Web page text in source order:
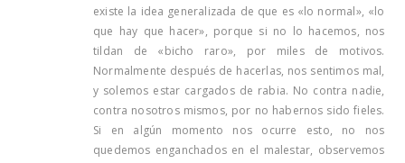
existe la idea generalizada de que es «lo normal», «lo
que hay que hacer», porque si no lo hacemos, nos
tildan de «bicho raro», por miles de motivos.
Normalmente después de hacerlas, nos sentimos mal,
y solemos estar cargados de rabia. No contra nadie,
contra nosotros mismos, por no habernos sido fieles.
Si en algún momento nos ocurre esto, no nos
quedemos enganchados en el malestar, observemos